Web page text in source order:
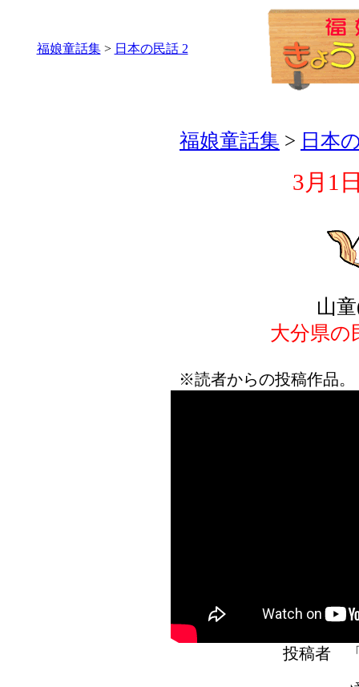
福娘童話集> 日本の民話 2
福娘童話集 > 日本
3月1
山
大分県の
※読者からの投稿作品
投稿者